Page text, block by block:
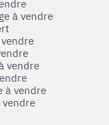
à vendre
vendre
à vendre